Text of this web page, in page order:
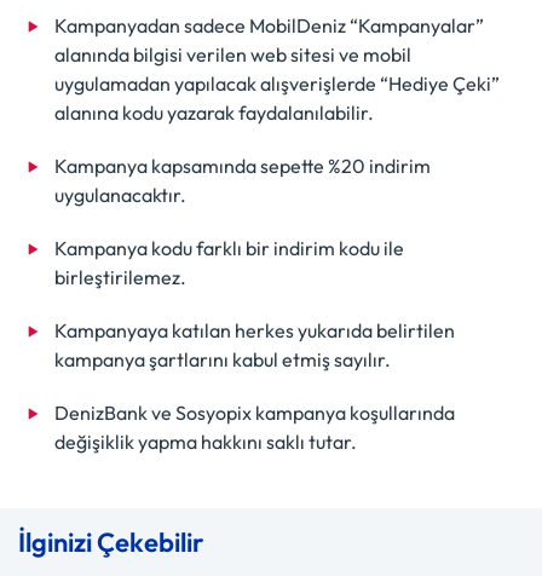
Kampanyadan sadece MobilDeniz “Kampanyalar”
alanında bilgisi verilen web sitesi ve mobil
uygulamadan yapılacak alışverişlerde “Hediye Çeki”
alanına kodu yazarak faydalanılabilir.
Kampanya kapsamında sepette %20 indirim
uygulanacaktır.
Kampanya kodu farklı bir indirim kodu ile
birleştirilemez.
Kampanyaya katılan herkes yukarıda belirtilen
kampanya şartlarını kabul etmiş sayılır.
DenizBank ve Sosyopix kampanya koşullarında
değişiklik yapma hakkını saklı tutar.
İlginizi Çekebilir